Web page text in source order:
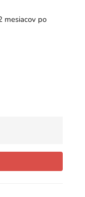
mesiacov po